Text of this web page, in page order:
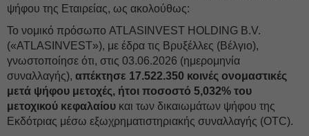
ψήφου της Εταιρείας, ως ακολούθως:
Το νομικό πρόσωπο ATLASINVEST HOLDING B.V.
(«ATLASINVEST»), με έδρα τις Βρυξέλλες (Βέλγιο),
γνωστοποίησε ότι, στις 03.06.2026 (ημερομηνία
συναλλαγής), απέκτησε 17.522.350 κοινές ονομαστικές
μετά ψήφου μετοχές, ήτοι ποσοστό 5,032% του
μετοχικού κεφαλαίου και των δικαιωμάτων ψήφου της
Εκδότριας μέσω εξωχρηματιστηριακής συναλλαγής (OTC).